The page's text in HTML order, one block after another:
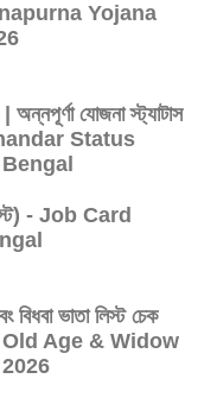
Yojana
| অন্নপূর্ণা যোজনা স্ট্যাটাস
Status
- Job Card
বিধবা ভাতা লিস্ট চেক
Age & Widow